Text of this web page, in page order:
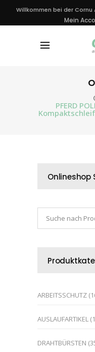
Willkommen bei der Cornu
Mein
PFERD
Onlineshop
ARBEITSSCHUTZ
AUSLAUFARTIKEL
DRAHTBÜRSTEN